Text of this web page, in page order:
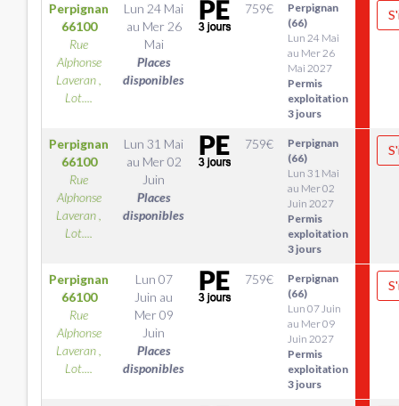
Perpignan
66100
Rue
Alphonse
Laveran ,
Lot....
Lun 24 Mai
au Mer 26
Mai
Places
disponibles
759€
Perpignan
(66)
Lun 24 Mai
au Mer 26
Mai 2027
Permis
exploitation
3 jours
Perpignan
66100
Rue
Alphonse
Laveran ,
Lot....
Lun 31 Mai
au Mer 02
Juin
Places
disponibles
759€
Perpignan
(66)
Lun 31 Mai
au Mer 02
Juin 2027
Permis
exploitation
3 jours
Perpignan
66100
Rue
Alphonse
Laveran ,
Lot....
Lun 07
Juin au
Mer 09
Juin
Places
disponibles
759€
Perpignan
(66)
Lun 07 Juin
au Mer 09
Juin 2027
Permis
exploitation
3 jours